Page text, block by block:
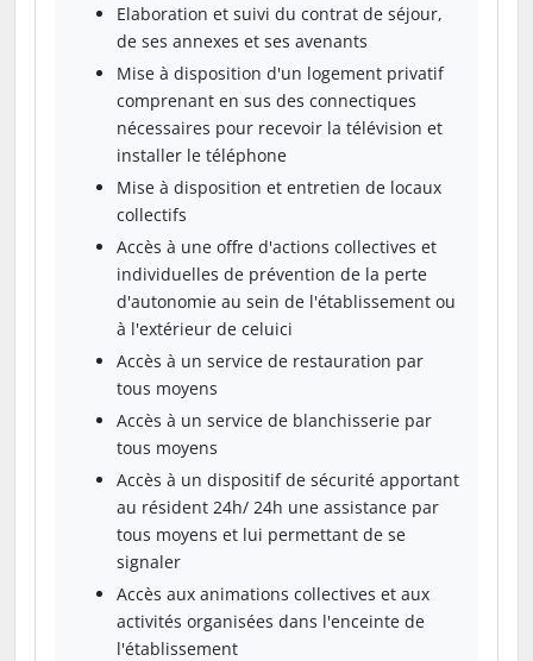
Elaboration et suivi du contrat de séjour,
de ses annexes et ses avenants
Mise à disposition d'un logement privatif
comprenant en sus des connectiques
nécessaires pour recevoir la télévision et
installer le téléphone
Mise à disposition et entretien de locaux
collectifs
Accès à une offre d'actions collectives et
individuelles de prévention de la perte
d'autonomie au sein de l'établissement ou
à l'extérieur de celuici
Accès à un service de restauration par
tous moyens
Accès à un service de blanchisserie par
tous moyens
Accès à un dispositif de sécurité apportant
au résident 24h/ 24h une assistance par
tous moyens et lui permettant de se
signaler
Accès aux animations collectives et aux
activités organisées dans l'enceinte de
l'établissement